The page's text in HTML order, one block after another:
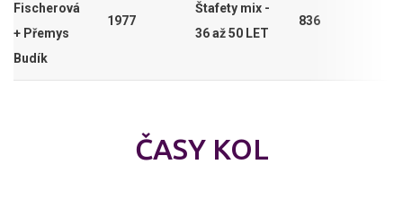
Fischerová
+ Přemys
Budík
1977
Štafety mix -
36 až 50 LET
836
ČASY KOL